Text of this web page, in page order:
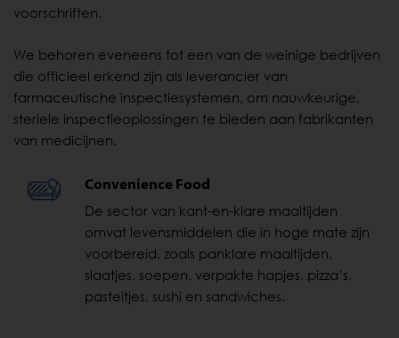
voorschriften.
We behoren eveneens tot een van de weinige bedrijven
die officieel erkend zijn als leverancier van
farmaceutische inspectiesystemen, om nauwkeurige,
steriele inspectieoplossingen te bieden aan fabrikanten
van medicijnen.
Convenience Food
De sector van kant-en-klare maaltijden
omvat levensmiddelen die in hoge mate zijn
voorbereid, zoals panklare maaltijden,
slaatjes, soepen, verpakte hapjes, pizza’s,
pasteitjes, sushi en sandwiches.